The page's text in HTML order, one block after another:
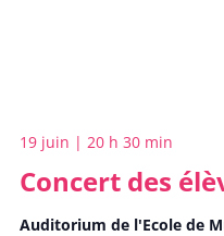
Concert des
19 juin | 20 h 30 min
Auditorium de l'Ecole de